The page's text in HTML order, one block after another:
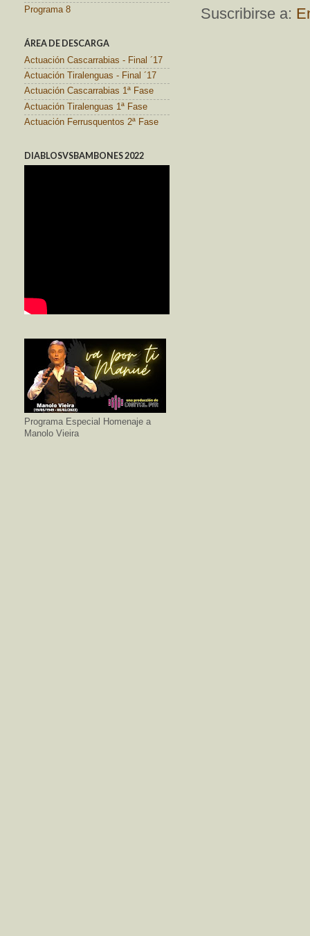
Suscribirse a:
Programa 8
ÁREA DE DESCARGA
Actuación Cascarrabias - Final ´17
Actuación Tiralenguas - Final ´17
Actuación Cascarrabias 1ª Fase
Actuación Tiralenguas 1ª Fase
Actuación Ferrusquentos 2ª Fase
DIABLOSVSBAMBONES 2022
Programa Especial Homenaje a
Manolo Vieira